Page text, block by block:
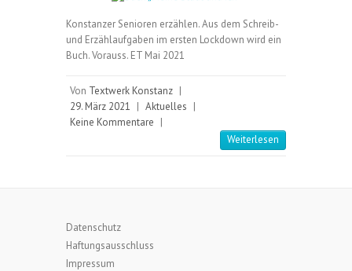
Konstanzer Senioren erzählen. Aus dem Schreib-
und Erzählaufgaben im ersten Lockdown wird ein
Buch. Vorauss. ET Mai 2021
Von Textwerk Konstanz |
29. März 2021 | Aktuelles |
Keine Kommentare |
Weiterlesen
Datenschutz
Haftungsausschluss
Impressum